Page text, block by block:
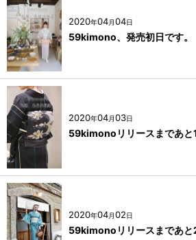
2020年04月04日
59kimono、発売初日です。
2020年04月03日
59kimonoリリースまであと
2020年04月02日
59kimonoリリースまであと